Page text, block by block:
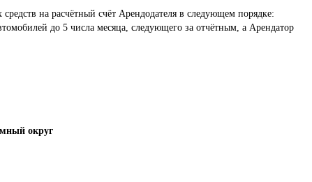
на расчётный счёт Арендодателя в следующем порядке:
до 5 числа месяца, следующего за отчётным, а Арендатор
округ